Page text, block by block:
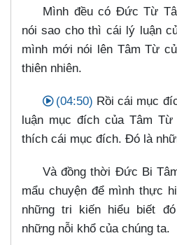
Mình đều có Đức Từ
nói sao cho thì cái lý luận
mình mới nói lên Tâm Từ
thiên nhiên.
(04:50) Rồi cái mục
luận mục đích của Tâm
thích cái mục đích. Đó là
Và đồng thời Đức Bi
mẩu chuyện để mình thực
những tri kiến hiểu biết
những nỗi khổ của chúng ta.